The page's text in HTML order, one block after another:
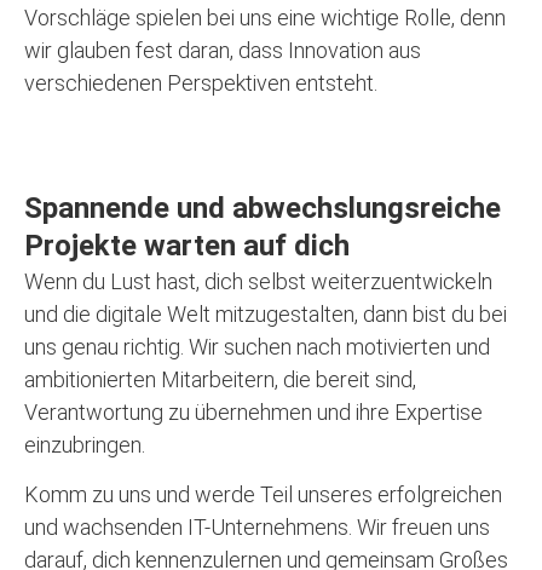
Vorschläge spielen bei uns eine wichtige Rolle, denn
wir glauben fest daran, dass Innovation aus
verschiedenen Perspektiven entsteht.
Spannende und abwechslungsreiche
Projekte warten auf dich
Wenn du Lust hast, dich selbst weiterzuentwickeln
und die digitale Welt mitzugestalten, dann bist du bei
uns genau richtig. Wir suchen nach motivierten und
ambitionierten Mitarbeitern, die bereit sind,
Verantwortung zu übernehmen und ihre Expertise
einzubringen.
Komm zu uns und werde Teil unseres erfolgreichen
und wachsenden IT-Unternehmens. Wir freuen uns
darauf, dich kennenzulernen und gemeinsam Großes